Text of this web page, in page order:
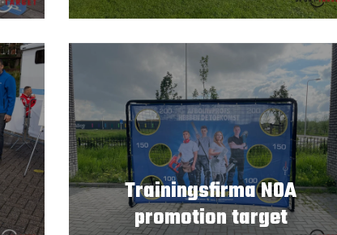
Trainingsfirma NOA
promotion target